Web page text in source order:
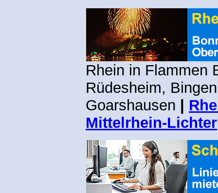
Rhein in Flammen
Rüdesheim,
Goarshausen
Mittelrhein-Lichter